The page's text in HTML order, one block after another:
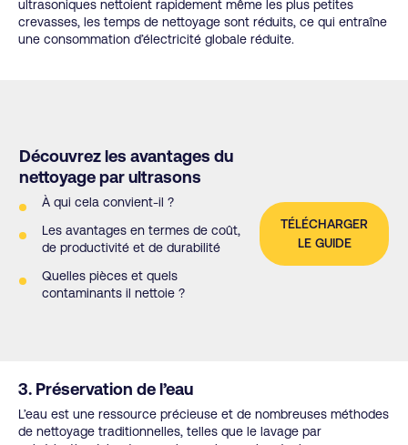
ultrasoniques nettoient rapidement même les plus petites
crevasses, les temps de nettoyage sont réduits, ce qui entraîne
une consommation d’électricité globale réduite.
Découvrez les avantages du
nettoyage par ultrasons
À qui cela convient-il ?
Les avantages en termes de coût,
de productivité et de durabilité
Quelles pièces et quels
contaminants il nettoie ?
TÉLÉCHARGER
LE GUIDE
3. Préservation de l’eau
L’eau est une ressource précieuse et de nombreuses méthodes
de nettoyage traditionnelles, telles que le lavage par